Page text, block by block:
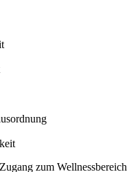
zum Wellnessbereich